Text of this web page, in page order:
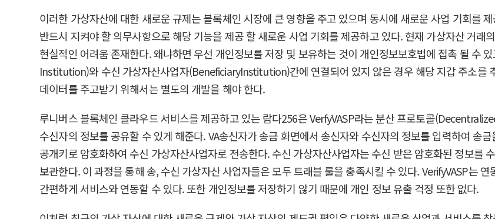
이러한 가상자산에 대한 새로운 규제는 블록체인 시장에 큰 영향을 주고 있으며 동시에 새로운 사업 기회를
반드시 지켜야 할 의무사항으로 해당 기능을 제공 할 새로운 사업 기회를 제공하고 있다. 현재 가상자산 거래
현실적인 어려움 존재한다. 왜냐하면 우선 개인정보를 저장 및 보유하는 것이 개인정보보호법에 접촉 될 수
Institution)와 수신 가상자산사업자(BeneficiaryInstitution)간에 연결되어 있지 않은 경우 해당 지갑 주소를
데이터를 주고받기 위해서는 별도의 개발을 해야 한다.
루니버스 블록체인 클라우드 서비스를 제공하고 있는 람다256은 VerfyVASP라는 분산 프로토콜
수신자의 정보를 공유할 수 있게 해준다. VA송신자가 송금 화면에서 송신자와 수신자의 정보를 입력하여 송
공개키로 암호화하여 수신 가상자산사업자로 전송한다. 수신 가상자산사업자는 수신 받은 암호화된 정보를
보관한다. 이 과정을 통해 송, 수신 가상자산 사업자들은 모두 트래블 룰을 충족시킬 수 있다. VerifyVASP는 연
간편하게 서비스와 연동할 수 있다. 또한 개인정보를 저장하기 않기 때문에 개인 정보 유출 걱정 또한 없다.